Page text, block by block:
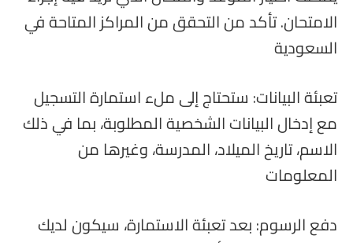
الامتحان. تأكد من التحقق من المراكز المتاحة في
السعودية
تعبئة البيانات: ستحتاج إلى ملء استمارة التسجيل
مع إدخال البيانات الشخصية المطلوبة، بما في ذلك
الاسم، تاريخ الميلاد، المدرسة، وغيرها من
المعلومات
دفع الرسوم: بعد تعبئة الاستمارة، سيكون لديك